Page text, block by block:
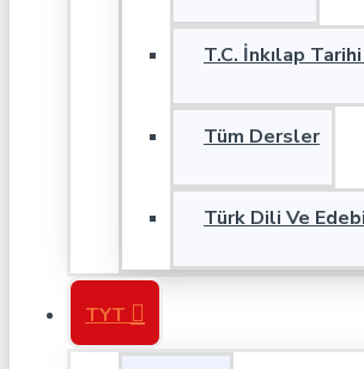
T.C. İnkılap
Tüm Dersler
Türk Dili Ve
TYT